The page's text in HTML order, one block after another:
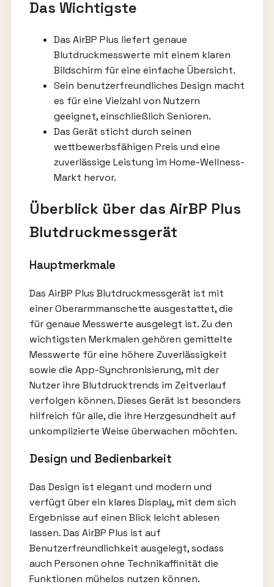
Das Wichtigste
Das AirBP Plus liefert genaue
Blutdruckmesswerte mit einem klaren
Bildschirm für eine einfache Übersicht.
Sein benutzerfreundliches Design macht
es für eine Vielzahl von Nutzern
geeignet, einschließlich Senioren.
Das Gerät sticht durch seinen
wettbewerbsfähigen Preis und eine
zuverlässige Leistung im Home-Wellness-
Markt hervor.
Überblick über das AirBP Plus
Blutdruckmessgerät
Hauptmerkmale
Das AirBP Plus Blutdruckmessgerät ist mit
einer Oberarmmanschette ausgestattet, die
für genaue Messwerte ausgelegt ist. Zu den
wichtigsten Merkmalen gehören gemittelte
Messwerte für eine höhere Zuverlässigkeit
sowie die App-Synchronisierung, mit der
Nutzer ihre Blutdrucktrends im Zeitverlauf
verfolgen können. Dieses Gerät ist besonders
hilfreich für alle, die ihre Herzgesundheit auf
unkomplizierte Weise überwachen möchten.
Design und Bedienbarkeit
Das Design ist elegant und modern und
verfügt über ein klares Display, mit dem sich
Ergebnisse auf einen Blick leicht ablesen
lassen. Das AirBP Plus ist auf
Benutzerfreundlichkeit ausgelegt, sodass
auch Personen ohne Technikaffinität die
Funktionen mühelos nutzen können.